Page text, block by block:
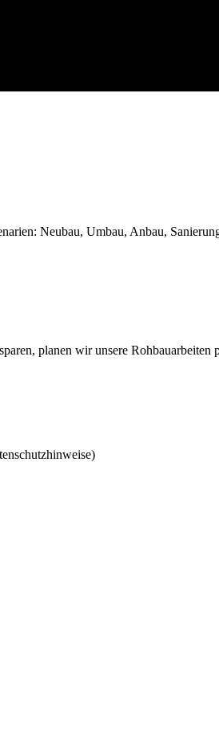
Neubau, Umbau, Anbau,
planen wir unsere